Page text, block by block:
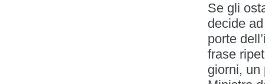
Se gli
decide
porte
frase
giorni, un